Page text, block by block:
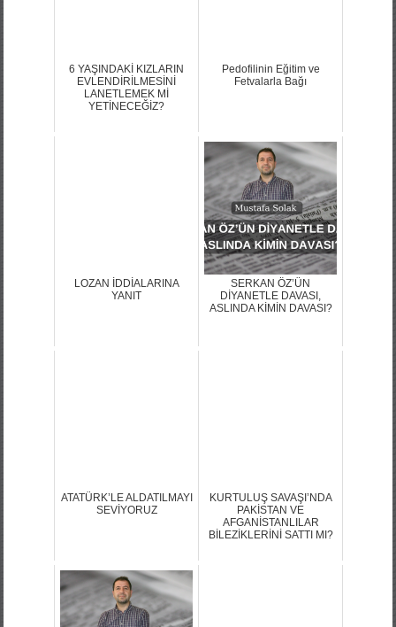
6 YAŞINDAKİ KIZLARIN
EVLENDİRİLMESİNİ
SERKAN ÖZ’ÜN
KURTULUŞ SAVAŞI’NDA
PAKİSTAN VE